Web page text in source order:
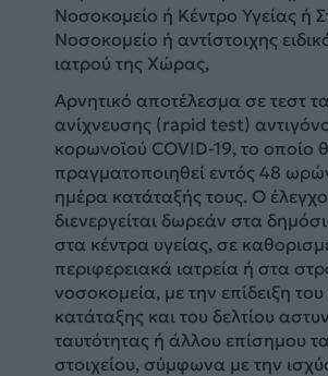
Νοσοκομείο ή Κέντρο Υγείας ή
Νοσοκομείο ή αντίστοιχης
ιατρού της Χώρας,
Αρνητικό αποτέλεσμα σε τεστ
ανίχνευσης (rapid test)
κορωνοϊού COVID-19, το οποίο
πραγματοποιηθεί εντός 48
ημέρα κατάταξής τους. Ο
διενεργείται δωρεάν στα
στα κέντρα υγείας, σε
περιφερειακά ιατρεία ή στα
νοσοκομεία, με την επίδειξη
κατάταξης και του δελτίου
ταυτότητας ή άλλου επίσημου
στοιχείου, σύμφωνα με την